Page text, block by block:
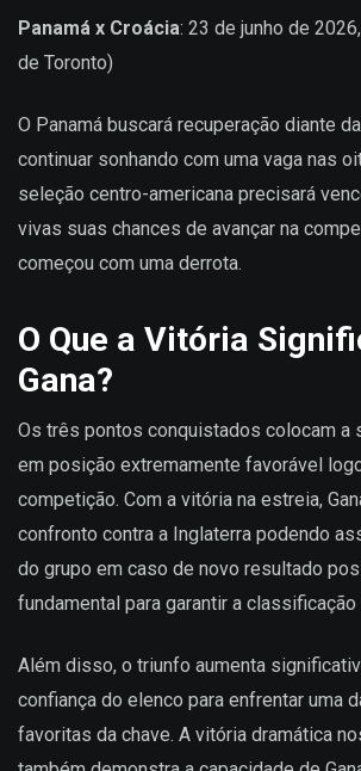
Panamá x Croácia: 23 de junho de
de Toronto)
O Panamá buscará recuperação diante
continuar sonhando com uma vaga nas
seleção centro-americana precisará
vivas suas chances de avançar na
começou com uma derrota.
O Que a Vitória
Gana?
Os três pontos conquistados colocam a
em posição extremamente favorável
competição. Com a vitória na estreia,
confronto contra a Inglaterra podendo
do grupo em caso de novo resultado
fundamental para garantir a
Além disso, o triunfo aumenta
confiança do elenco para enfrentar uma
favoritas da chave. A vitória dramática